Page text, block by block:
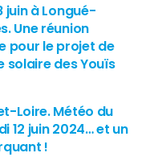
juin à Longué-
Une réunion
pour le projet de
solaire des Youïs
Loire. Météo du
12 juin 2024… et un
!